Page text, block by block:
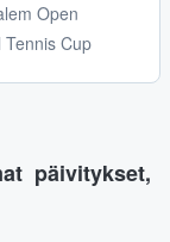
Open
Tennis Cup
päivitykset,